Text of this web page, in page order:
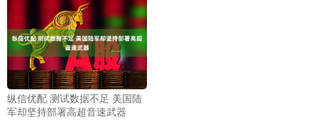
纵信优配 测试数据不足 美国陆
军却坚持部署高超音速武器